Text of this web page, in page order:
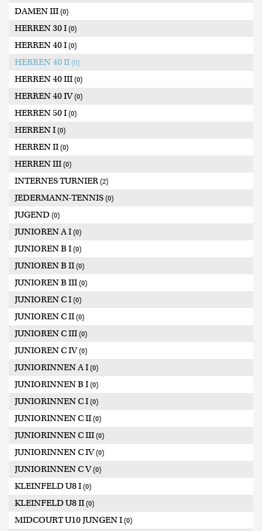
DAMEN III (0)
HERREN 30 I (0)
HERREN 40 I (0)
HERREN 40 II (0)
HERREN 40 III (0)
HERREN 40 IV(0)
HERREN 50 I (0)
HERREN I (0)
HERREN II (0)
HERREN III (0)
INTERNES TURNIER (2)
JEDERMANN-TENNIS (0)
JUGEND (0)
JUNIOREN A I (0)
JUNIOREN B I (0)
JUNIOREN B II (0)
JUNIOREN B III (0)
JUNIOREN C I (0)
JUNIOREN C II (0)
JUNIOREN C III (0)
JUNIOREN C IV(0)
JUNIORINNEN A I (0)
JUNIORINNEN B I (0)
JUNIORINNEN C I (0)
JUNIORINNEN C II (0)
JUNIORINNEN C III (0)
JUNIORINNEN C IV(0)
JUNIORINNEN C V(0)
KLEINFELD U8 I (0)
KLEINFELD U8 II (0)
MIDCOURT U10 JUNGEN I (0)